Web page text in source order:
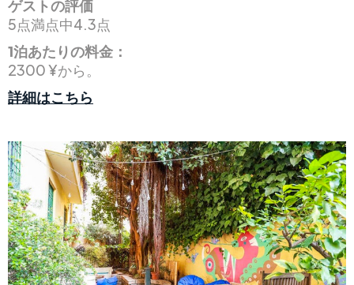
ゲストの評価
5点満点中4.3点
1泊あたりの料金：
2300 ¥から。
詳細はこちら